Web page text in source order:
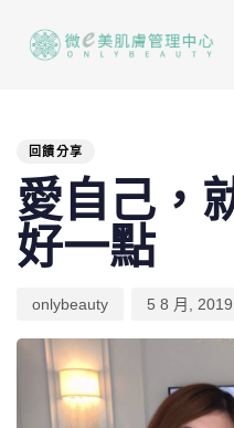
回饋分享
愛自己，
好一點
onlybeauty 5 8 月, 2019